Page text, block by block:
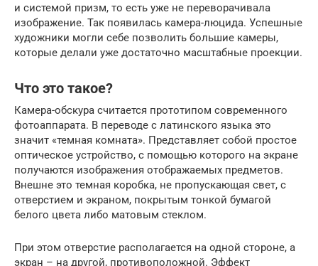
и системой призм, то есть уже не переворачивала
изображение. Так появилась камера-люцида. Успешные
художники могли себе позволить большие камеры,
которые делали уже достаточно масштабные проекции.
Что это такое?
Камера-обскура считается прототипом современного
фотоаппарата. В переводе с латинского языка это
значит «темная комната». Представляет собой простое
оптическое устройство, с помощью которого на экране
получаются изображения отображаемых предметов.
Внешне это темная коробка, не пропускающая свет, с
отверстием и экраном, покрытым тонкой бумагой
белого цвета либо матовым стеклом.
При этом отверстие располагается на одной стороне, а
экран – на другой, противоположной. Эффект